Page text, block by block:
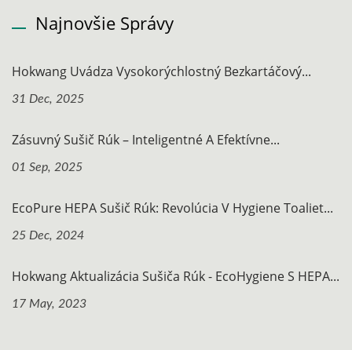
Najnovšie Správy
Hokwang Uvádza Vysokorýchlostný Bezkartáčový...
31 Dec, 2025
Zásuvný Sušič Rúk – Inteligentné A Efektívne...
01 Sep, 2025
EcoPure HEPA Sušič Rúk: Revolúcia V Hygiene Toaliet...
25 Dec, 2024
Hokwang Aktualizácia Sušiča Rúk - EcoHygiene S HEPA...
17 May, 2023